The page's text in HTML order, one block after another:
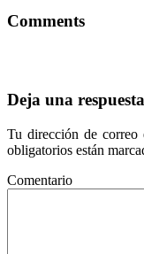
Comments
Deja una respuesta
Tu dirección de correo
obligatorios están